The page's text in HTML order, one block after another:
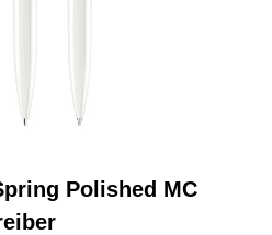
Polished MC